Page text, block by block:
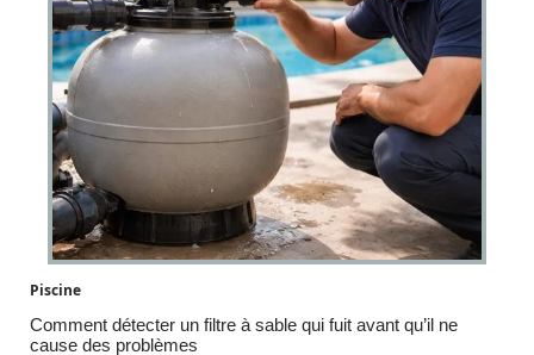
Piscine
Comment détecter un filtre à sable qui fuit avant qu’il ne
cause des problèmes